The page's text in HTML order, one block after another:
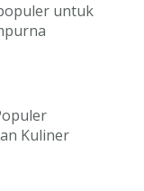
untuk
Kuliner